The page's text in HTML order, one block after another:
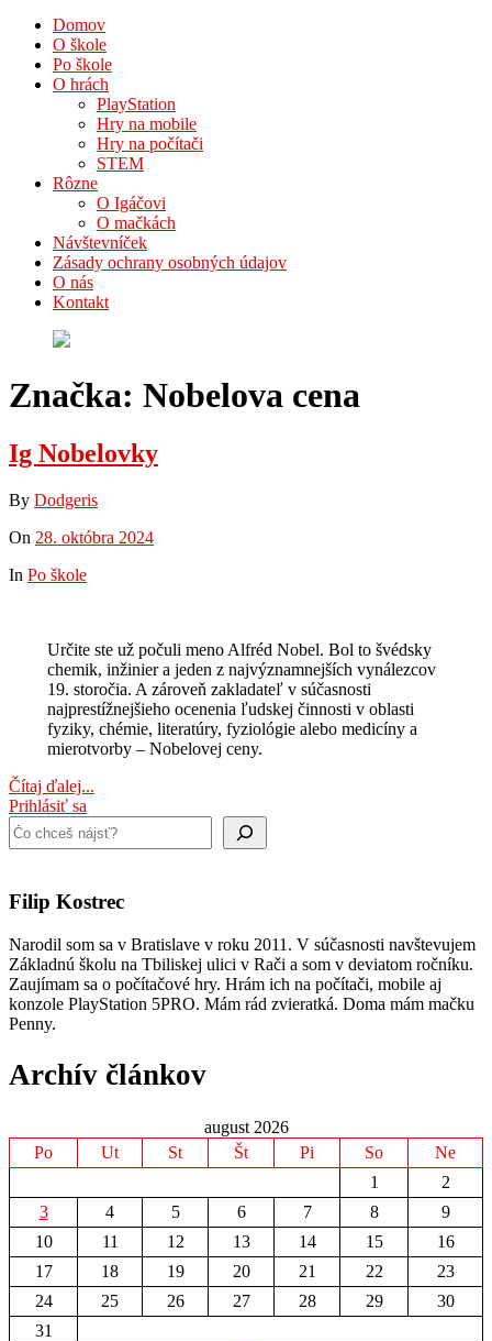
Domov
O škole
Po škole
O hrách
PlayStation
Hry na mobile
Hry na počítači
STEM
Rôzne
O Igáčovi
O mačkách
Návštevníček
Zásady ochrany osobných údajov
O nás
Kontakt
Značka: Nobelova cena
Ig Nobelovky
By Dodgeris
On 28. októbra 2024
In Po škole
Určite ste už počuli meno Alfréd Nobel. Bol to švédsky
chemik, inžinier a jeden z najvýznamnejších vynálezcov
19. storočia. A zároveň zakladateľ v súčasnosti
najprestížnejšieho ocenenia ľudskej činnosti v oblasti
fyziky, chémie, literatúry, fyziológie alebo medicíny a
mierotvorby – Nobelovej ceny.
Čítaj ďalej...
Prihlásiť sa
Hľadať
Filip Kostrec
Narodil som sa v Bratislave v roku 2011. V súčasnosti navštevujem
Základnú školu na Tbiliskej ulici v Rači a som v deviatom ročníku.
Zaujímam sa o počítačové hry. Hrám ich na počítači, mobile aj
konzole PlayStation 5PRO. Mám rád zvieratká. Doma mám mačku
Penny.
Archív článkov
august 2026
Po
Ut St Št Pi So
Ne
1
2
3
4 5 6 7 8
9
10
11 12 13 14 15
16
17
18 19 20 21 22
23
24
25 26 27 28 29
30
31